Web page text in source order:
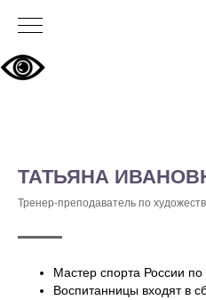
ТАТЬЯНА
Тренер-преподаватель по
Мастер спорта России по
Воспитанницы входят в